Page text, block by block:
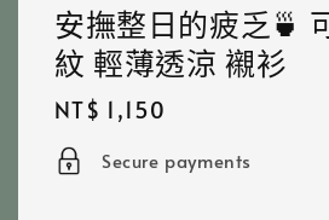
安撫整日的疲乏🍵
紋 輕薄透涼 襯衫
Regular
price
NT$ 1,150
Secure payments